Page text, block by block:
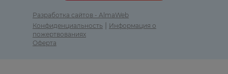
Разработка сайтов - AlmaWeb
Конфиденциальность | Информация о
пожертвованиях
Оферта